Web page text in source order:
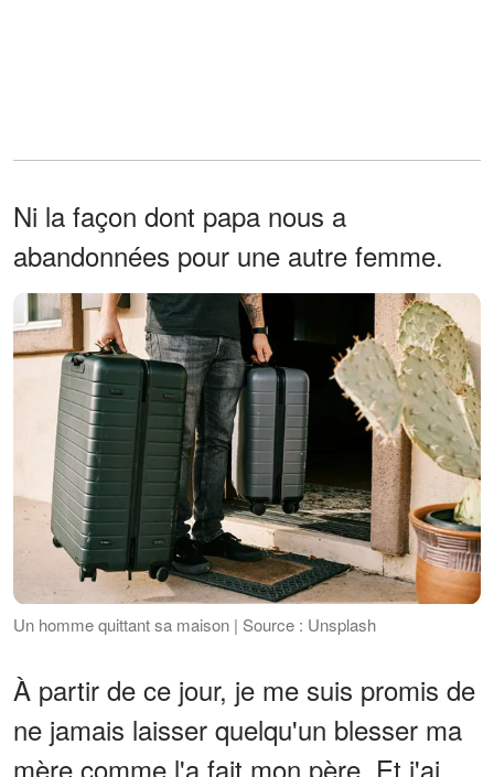
Ni la façon dont papa nous a
abandonnées pour une autre femme.
Un homme quittant sa maison | Source : Unsplash
À partir de ce jour, je me suis promis de
ne jamais laisser quelqu'un blesser ma
mère comme l'a fait mon père. Et j'ai